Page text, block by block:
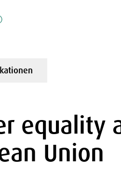
equality
Union